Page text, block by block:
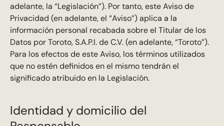
adelante, la “Legislación”). Por tanto, este Aviso de
Privacidad (en adelante, el “Aviso”) aplica a la
información personal recabada sobre el Titular de los
Datos por Toroto, S.A.P.I. de C.V. (en adelante, “Toroto”).
Para los efectos de este Aviso, los términos utilizados
que no estén definidos en el mismo tendrán el
significado atribuido en la Legislación.
Identidad y domicilio del